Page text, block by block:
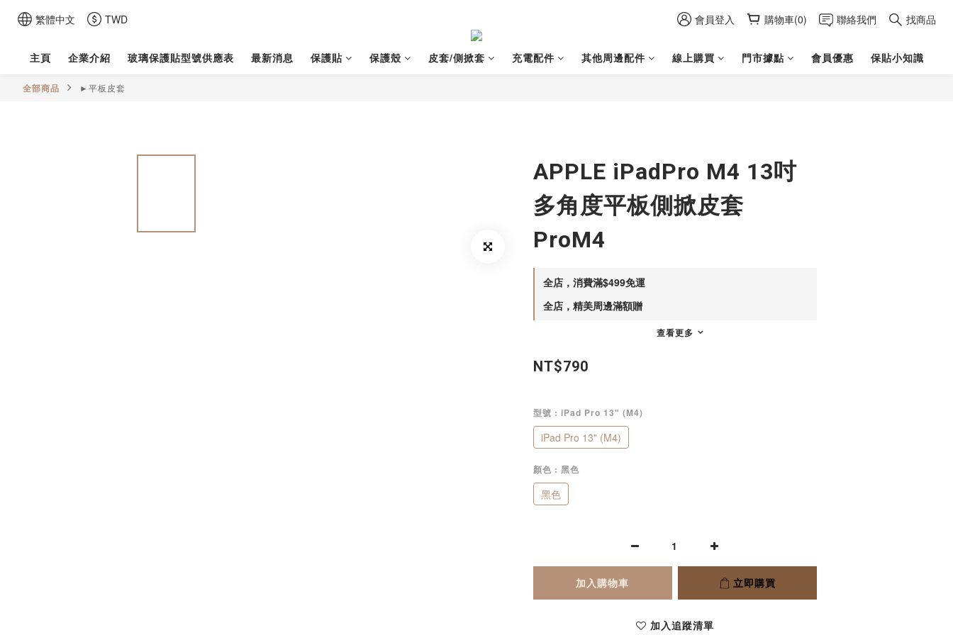
繁體中文 TWD 會員登入 購物車(0) 聯絡我們 找商品
主頁 企業介紹 玻璃保護貼型號供應表 最新消息 保護貼 保護殼 皮套/側掀套 充電配件 其他周邊配件 線上購買 門市據點 會員優惠 保貼小知識
全部商品 ►平板皮套
APPLE iPadPro M4 13吋
多角度平板側掀皮套
ProM4
全店，消費滿$499免運
全店，精美周邊滿額贈
查看更多
NT$790
型號 : iPad Pro 13" (M4)
iPad Pro 13" (M4)
顏色 : 黑色
黑色
加入購物車 立即購買
加入追蹤清單